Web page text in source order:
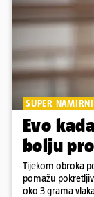
SUPER
Evo
bolju
Tijekom obroka
pomažu
oko 3 grama